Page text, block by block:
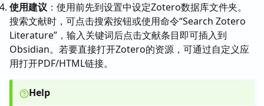
使用建议 ：使用前先到设置中设定Zotero数据库文件夹。
搜索文献时，可点击搜索按钮或使用命令“Search Zotero
Literature”，输入关键词后点击文献条目即可插入到
Obsidian。若要直接打开Zotero的资源，可通过自定义应
用打开PDF/HTML链接。
Help